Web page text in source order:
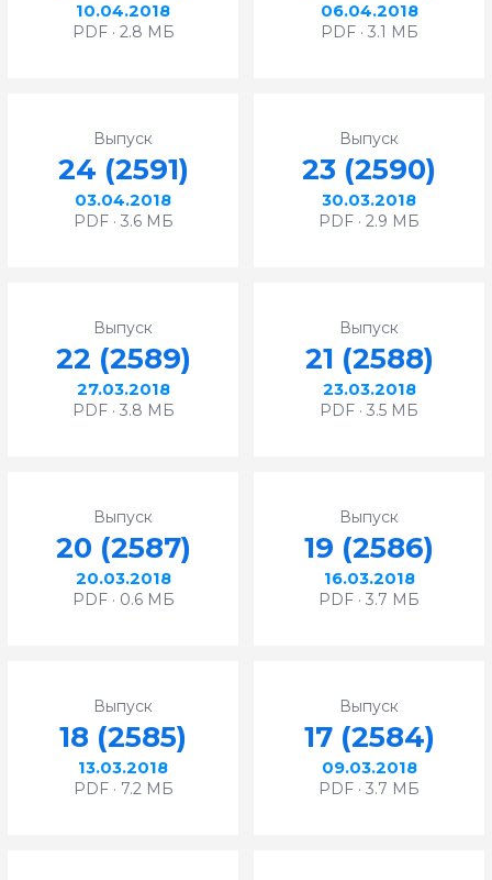
10.04.2018
PDF · 2.8 МБ
06.04.2018
PDF · 3.1 МБ
Выпуск
24 (2591)
03.04.2018
PDF · 3.6 МБ
Выпуск
23 (2590)
30.03.2018
PDF · 2.9 МБ
Выпуск
22 (2589)
27.03.2018
PDF · 3.8 МБ
Выпуск
21 (2588)
23.03.2018
PDF · 3.5 МБ
Выпуск
20 (2587)
20.03.2018
PDF · 0.6 МБ
Выпуск
19 (2586)
16.03.2018
PDF · 3.7 МБ
Выпуск
18 (2585)
13.03.2018
PDF · 7.2 МБ
Выпуск
17 (2584)
09.03.2018
PDF · 3.7 МБ